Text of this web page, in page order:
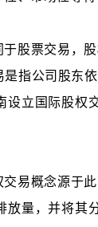
于股票交易，
指公司股东
设立国际股权
交易概念源于
放量，并将